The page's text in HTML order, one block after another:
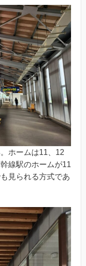
ホームは11、12
線駅のホームが11
見られる方式であ